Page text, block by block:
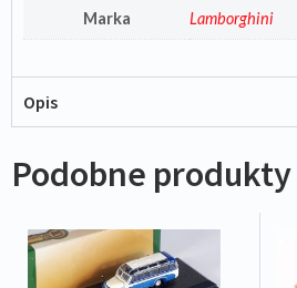
Marka Lamborghini
Opis
Podobne produkty